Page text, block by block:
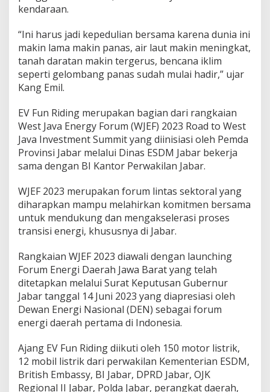
kendaraan.
“Ini harus jadi kepedulian bersama karena dunia ini
makin lama makin panas, air laut makin meningkat,
tanah daratan makin tergerus, bencana iklim
seperti gelombang panas sudah mulai hadir,” ujar
Kang Emil.
EV Fun Riding merupakan bagian dari rangkaian
West Java Energy Forum (WJEF) 2023 Road to West
Java Investment Summit yang diinisiasi oleh Pemda
Provinsi Jabar melalui Dinas ESDM Jabar bekerja
sama dengan BI Kantor Perwakilan Jabar.
WJEF 2023 merupakan forum lintas sektoral yang
diharapkan mampu melahirkan komitmen bersama
untuk mendukung dan mengakselerasi proses
transisi energi, khususnya di Jabar.
Rangkaian WJEF 2023 diawali dengan launching
Forum Energi Daerah Jawa Barat yang telah
ditetapkan melalui Surat Keputusan Gubernur
Jabar tanggal 14 Juni 2023 yang diapresiasi oleh
Dewan Energi Nasional (DEN) sebagai forum
energi daerah pertama di Indonesia.
Ajang EV Fun Riding diikuti oleh 150 motor listrik,
12 mobil listrik dari perwakilan Kementerian ESDM,
British Embassy, BI Jabar, DPRD Jabar, OJK
Regional II Jabar, Polda Jabar, perangkat daerah,